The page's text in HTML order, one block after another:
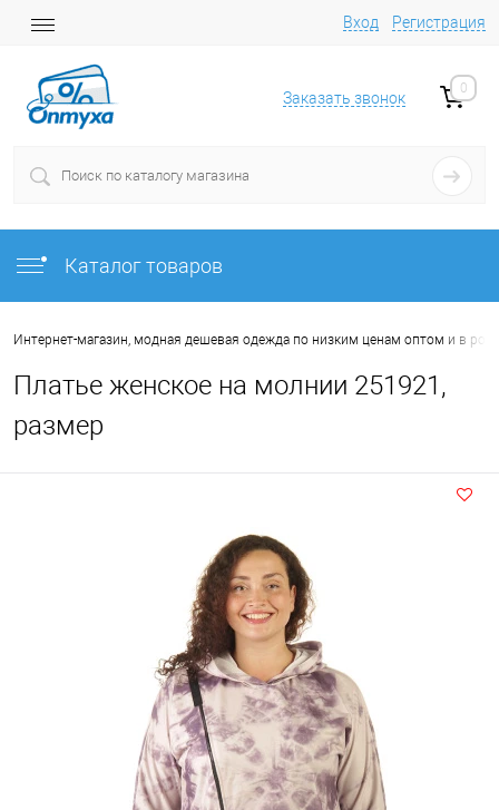
Вход Регистрация
Заказать звонок
0
Каталог товаров
Интернет-магазин, модная дешевая одежда по низким ценам оптом и в
Платье женское на молнии 251921,
размер